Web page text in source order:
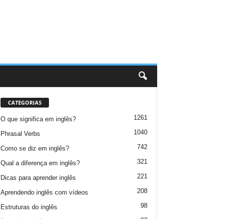
CATEGORIAS
O que significa em inglês? 1261
Phrasal Verbs 1040
Como se diz em inglês? 742
Qual a diferença em inglês? 321
Dicas para aprender inglês 221
Aprendendo inglês com vídeos 208
Estruturas do inglês 98